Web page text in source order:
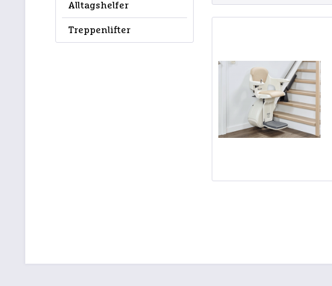
Alltagshelfer
Treppenlifter